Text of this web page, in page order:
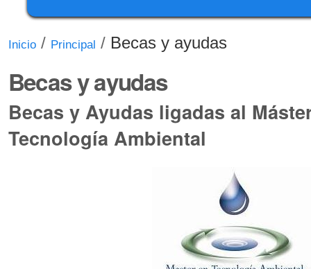
Inicio / Principal / Becas y ayudas
Becas y ayudas
Becas y Ayudas ligadas al
Tecnología Ambiental